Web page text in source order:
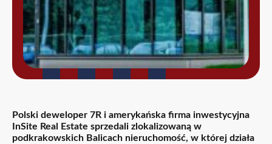
Polski deweloper 7R i amerykańska firma inwestycyjna
InSite Real Estate sprzedali zlokalizowaną w
podkrakowskich Balicach nieruchomość, w której działa